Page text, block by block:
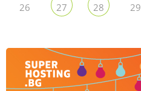
26 27 28 29